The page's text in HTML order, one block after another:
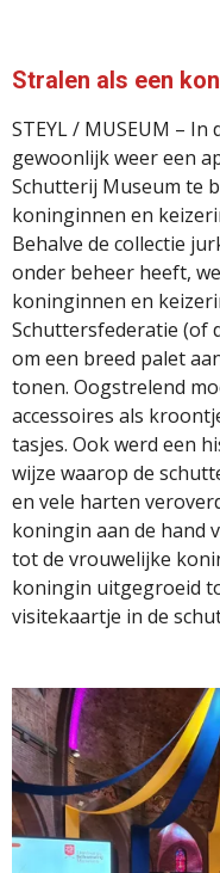
Stralen als een
STEYL / MUSEUM –
gewoonlijk weer een
Schutterij Museum te
koninginnen en
Behalve de collectie
onder beheer heeft,
koninginnen en
Schuttersfederatie (of
om een breed palet
tonen. Oogstrelend
accessoires als
tasjes. Ook werd een
wijze waarop de
en vele harten
koningin aan de hand
tot de vrouwelijke
koningin uitgegroeid
visitekaartje in de